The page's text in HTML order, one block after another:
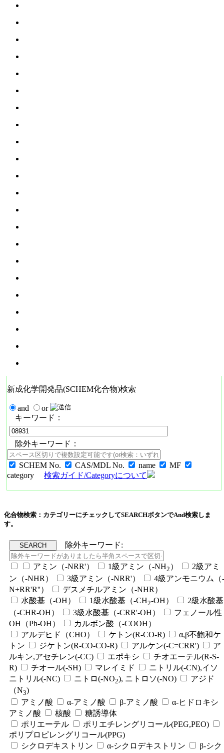
新成化学開発品(SCHEM化合物)検索
and
or
キーワード：
除外キーワード：
SCHEM No. CAS/MDL No. name
MF
category
検索ガイド/Categoryについて
化合物検索：カテゴリーにチェックしてSEARCHボタンでAnd検索しま
す。
除外キーワード:
アミン（-NRR'） 1級アミン（-NH2 ）
2級アミ
ン（-NHR）
3級アミン（-NRR'）
4級アンモニウム（-
N+RR'R''）
デスメチルアミン（-NHR）
水酸基（-OH）
1級水酸基（-CH2-OH）
2級水酸基
（-CHR-OH）
3級水酸基（-CRR'-OH）
フェノール性
OH（Ph-OH）
カルボン酸（-COOH）
アルデヒド（CHO）
ケトン(R-CO-R)
α,β不飽和ケ
トン
ジケトン(R-CO-CO-R) アルケン(-C=CRR')
ア
ルキン,アセチレン(-CC)
エポキシ
チオエーテル(R-S-
R)
チオール(-SH) マレイミド
ニトリル(-CN),イソ
ニトリル(-NC)
ニトロ(-NO2), ニトロソ(-NO)
アジド
（N3)
アミノ酸
α-アミノ酸 β-アミノ酸
α-ヒドロキシ
アミノ酸
核酸
糖誘導体
ポリエーテル
ポリエチレングリコール(PEG,PEO)
ポリプロピレングリコール(PPG)
シクロデキストリン
α-シクロデキストリン
β-シク